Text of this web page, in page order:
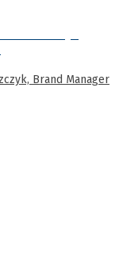
Brand Manager